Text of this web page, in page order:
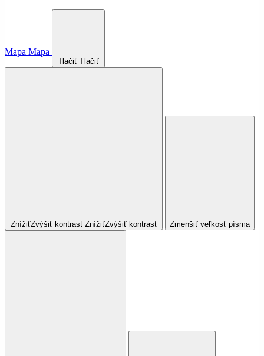
Mapa Mapa
Tlačiť Tlačiť
ZnížiťZvýšiť kontrast ZnížiťZvýšiť kontrast Zmenšiť veľkosť písma